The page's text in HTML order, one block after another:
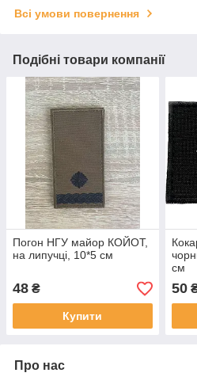
Всі умови повернення
Подібні товари компанії
Погон НГУ майор КОЙОТ,
на липучці, 10*5 см
48 ₴
Купити
см
50
Про нас